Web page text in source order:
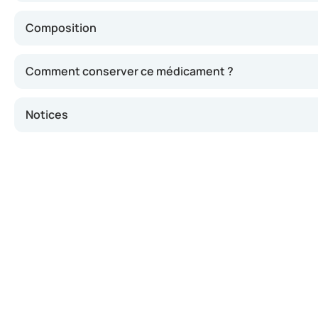
Composition
Comment conserver ce médicament ?
Notices